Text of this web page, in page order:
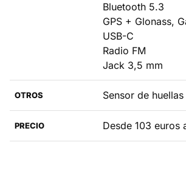
Bluetooth 5.3
GPS + Glonass,
USB-C
Radio FM
Jack 3,5 mm
OTROS Sensor de
PRECIO Desde 103 euros